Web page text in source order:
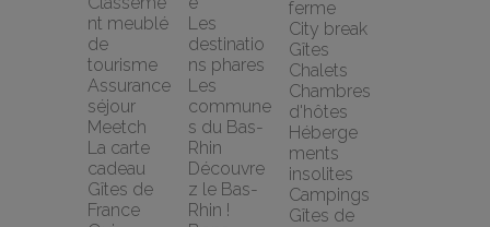
nt meublé
de
tourisme
Assurance
séjour
Meetch
La carte
cadeau
Gîtes de
France
Les
destinatio
ns phares
Les
commune
s du Bas-
Rhin
Découvre
z le Bas-
Rhin !
ferme
City break
Gîtes
Chalets
Chambres
d'hôtes
Héberge
ments
insolites
Campings
Gîtes de